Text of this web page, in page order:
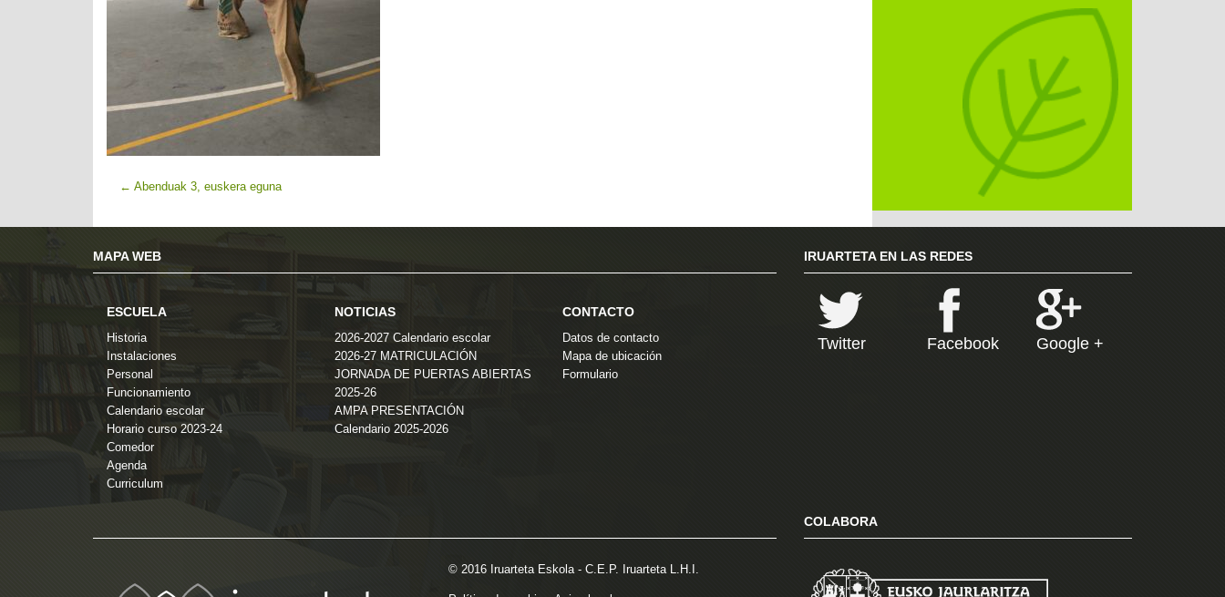
← Abenduak 3, euskera eguna
MAPA WEB
ESCUELA
Historia
Instalaciones
Personal
Funcionamiento
Calendario escolar
Horario curso 2023-24
Comedor
Agenda
Curriculum
NOTICIAS
2026-2027 Calendario escolar
2026-27 MATRICULACIÓN
JORNADA DE PUERTAS ABIERTAS
2025-26
AMPA PRESENTACIÓN
Calendario 2025-2026
CONTACTO
Datos de contacto
Mapa de ubicación
Formulario
IRUARTETA EN LAS REDES
Twitter Facebook Google +
© 2016 Iruarteta Eskola - C.E.P. Iruarteta L.H.I.
COLABORA